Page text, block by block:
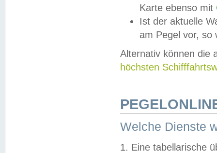
Karte ebenso mit
Ist der aktuelle
am Pegel vor,
Alternativ können die
höchsten
Welche Dienste
1. Eine tabellarische